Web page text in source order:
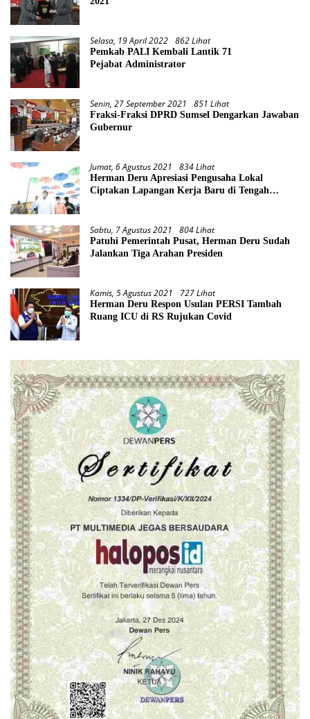
Selasa, 19 April 2022 862 Lihat
Pemkab PALI Kembali Lantik 71
Pejabat Administrator
Senin, 27 September 2021 851 Lihat
Fraksi-Fraksi DPRD Sumsel Dengarkan Jawaban
Gubernur
Jumat, 6 Agustus 2021 834 Lihat
Herman Deru Apresiasi Pengusaha Lokal
Ciptakan Lapangan Kerja Baru di Tengah
Sabtu, 7 Agustus 2021 804 Lihat
Patuhi Pemerintah Pusat, Herman Deru Sudah
Jalankan Tiga Arahan Presiden
Kamis, 5 Agustus 2021 727 Lihat
Herman Deru Respon Usulan PERSI Tambah
Ruang ICU di RS Rujukan Covid